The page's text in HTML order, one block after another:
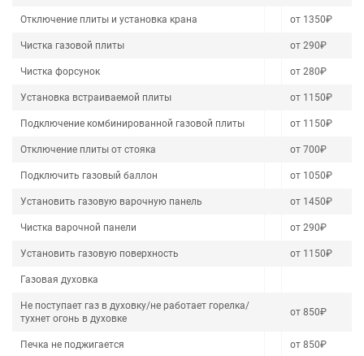
Отключение плиты и установка крана от 1350₽
Чистка газовой плиты от 290₽
Чистка форсунок от 280₽
Установка встраиваемой плиты от 1150₽
Подключение комбинированной газовой плиты от 1150₽
Отключение плиты от стояка от 700₽
Подключить газовый баллон от 1050₽
Установить газовую варочную панель от 1450₽
Чистка варочной панели от 290₽
Установить газовую поверхность от 1150₽
Газовая духовка
Не поступает газ в духовку/не работает горелка/
тухнет огонь в духовке
от 850₽
Печка не поджигается от 850₽